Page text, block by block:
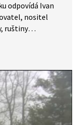
odpovídá Ivan
nositel
ruštiny
předčítá